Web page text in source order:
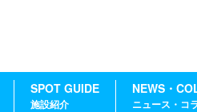
SPOT GUIDE
施設紹介
NEWS・
ニュース・コ